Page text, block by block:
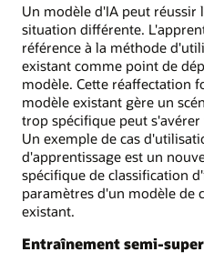
Un modèle d'IA peut
situation différente.
référence à la méthode
existant comme point de
modèle. Cette réaffectation
modèle existant gère un
trop spécifique peut
Un exemple de cas
d'apprentissage est un
spécifique de classification
paramètres d'un modèle de
existant.
Entraînement semi-